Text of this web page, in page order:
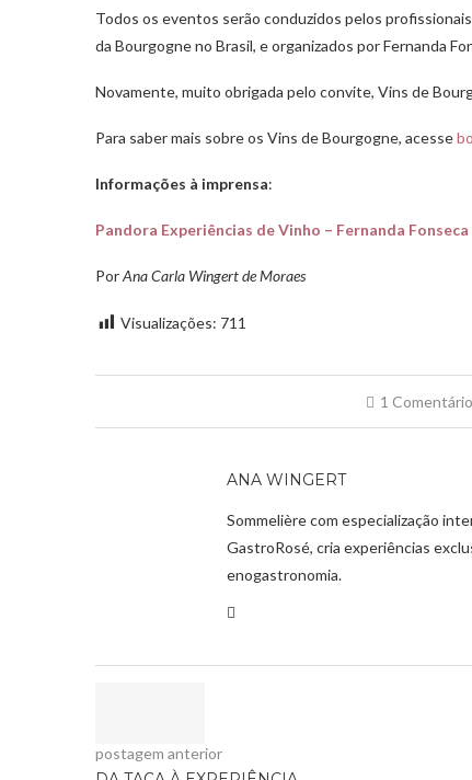
Todos os eventos serão conduzidos pelos
da Bourgogne no Brasil, e organizados por Fernanda
Novamente, muito obrigada pelo convite, Vins de
Para saber mais sobre os Vins de Bourgogne, acesse
Informações à imprensa:
Pandora Experiências de Vinho – Fernanda Fonseca
PorAna Carla Wingert de Moraes
Visualizações: 711
1
ANA WINGERT
Sommelière com especialização
GastroRosé, cria experiências
enogastronomia.
postagem anterior